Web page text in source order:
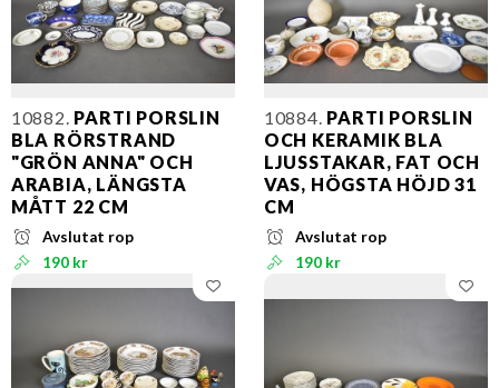
10882. PARTI PORSLIN
BLA RÖRSTRAND
"GRÖN ANNA" OCH
ARABIA, LÄNGSTA
MÅTT 22 CM
Avslutat rop
190 kr
10884. PARTI PORSLIN
OCH KERAMIK BLA
LJUSSTAKAR, FAT OCH
VAS, HÖGSTA HÖJD 31
CM
Avslutat rop
190 kr